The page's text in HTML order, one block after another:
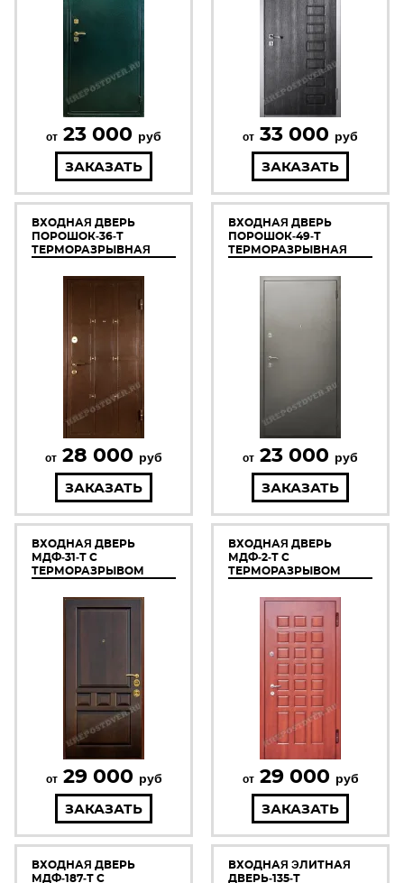
от 23 000 руб
ЗАКАЗАТЬ
от 33 000 руб
ЗАКАЗАТЬ
ВХОДНАЯ ДВЕРЬ
ПОРОШОК-36-Т
ТЕРМОРАЗРЫВНАЯ
от 28 000 руб
ЗАКАЗАТЬ
ВХОДНАЯ ДВЕРЬ
ПОРОШОК-49-Т
ТЕРМОРАЗРЫВНАЯ
от 23 000 руб
ЗАКАЗАТЬ
ВХОДНАЯ ДВЕРЬ
МДФ-31-Т С
ТЕРМОРАЗРЫВОМ
от 29 000 руб
ЗАКАЗАТЬ
ВХОДНАЯ ДВЕРЬ
МДФ-2-Т С
ТЕРМОРАЗРЫВОМ
от 29 000 руб
ЗАКАЗАТЬ
ВХОДНАЯ ДВЕРЬ
МДФ-187-Т С
ВХОДНАЯ ЭЛИТНАЯ
ДВЕРЬ-135-Т